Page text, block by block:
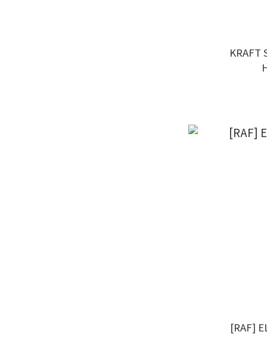
KRAFT
[RAF]